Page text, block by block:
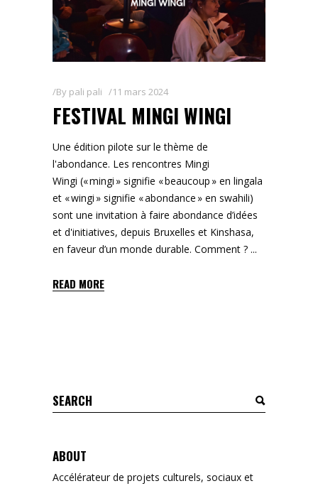
By pali pali 11 mars 2024
FESTIVAL MINGI WINGI
Une édition pilote sur le thème de
l'abondance. Les rencontres Mingi
Wingi (« mingi » signifie « beaucoup » en lingala
et « wingi » signifie « abondance » en swahili)
sont une invitation à faire abondance d’idées
et d'initiatives, depuis Bruxelles et Kinshasa,
en faveur d’un monde durable. Comment ?
READ MORE
Search
for:
ABOUT
Accélérateur de projets culturels, sociaux et